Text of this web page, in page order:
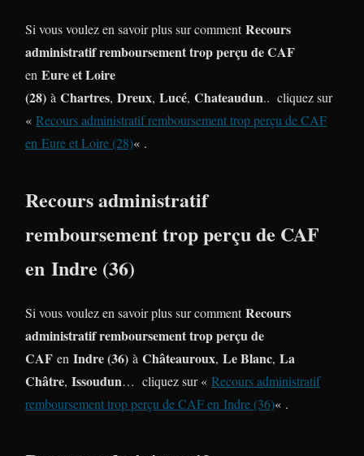
Si vous voulez en savoir plus sur commentRecours
administratif remboursement trop perçu de CAF
en Eure et Loire
(28) à Chartres, Dreux, Lucé, Chateaudun.. cliquez sur
« Recours administratif remboursement trop perçu de CAF
en Eure et Loire (28)« .
Recours administratif
remboursement trop perçu de CAF
en Indre (36)
Si vous voulez en savoir plus sur commentRecours
administratif remboursement trop perçu de
CAF en Indre (36) à Châteauroux, Le Blanc, La
Châtre, Issoudun… cliquez sur « Recours administratif
remboursement trop perçu de CAF en Indre (36)« .